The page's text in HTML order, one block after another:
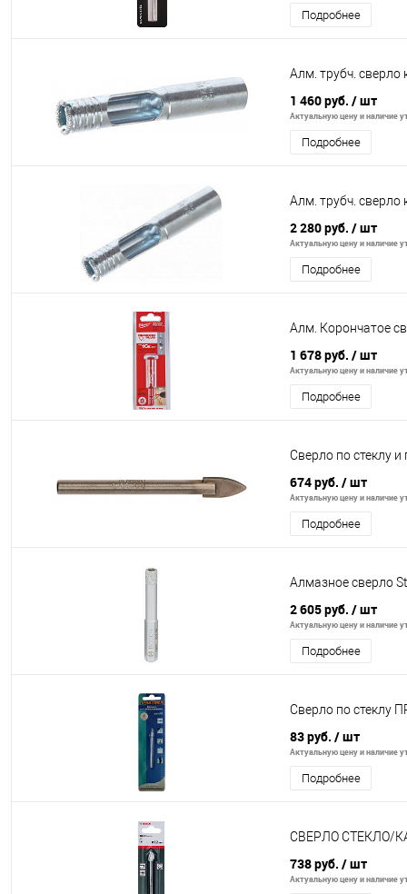
Подробнее
Алм. трубч. сверло
1 460 руб. / шт
Актуальную цену и наличие
Подробнее
Алм. трубч. сверло
2 280 руб. / шт
Актуальную цену и наличие
Подробнее
Алм. Корончатое
1 678 руб. / шт
Актуальную цену и наличие
Подробнее
Сверло по стеклу и
674 руб. / шт
Актуальную цену и наличие
Подробнее
Алмазное сверло
2 605 руб. / шт
Актуальную цену и наличие
Подробнее
Сверло по стеклу
83 руб. / шт
Актуальную цену и наличие
Подробнее
СВЕРЛО СТЕКЛО/
738 руб. / шт
Актуальную цену и наличие